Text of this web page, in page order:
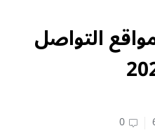
التواصل
0